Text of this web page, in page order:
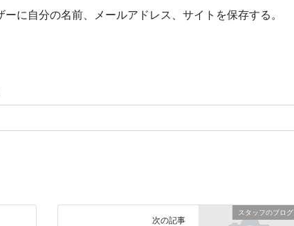
に自分の名前、メールアドレス、サイトを保存する。
スタッフのブログ
次の記事